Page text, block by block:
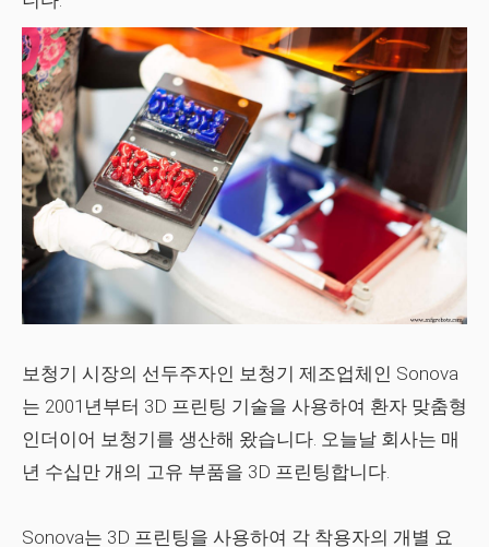
보청기 시장의 선두주자인 보청기 제조업체인 Sonova
는 2001년부터 3D 프린팅 기술을 사용하여 환자 맞춤형
인더이어 보청기를 생산해 왔습니다. 오늘날 회사는 매
년 수십만 개의 고유 부품을 3D 프린팅합니다.
Sonova는 3D 프린팅을 사용하여 각 착용자의 개별 요